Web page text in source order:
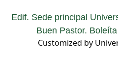
Edif. Sede principal
Buen Pastor.
Customized by